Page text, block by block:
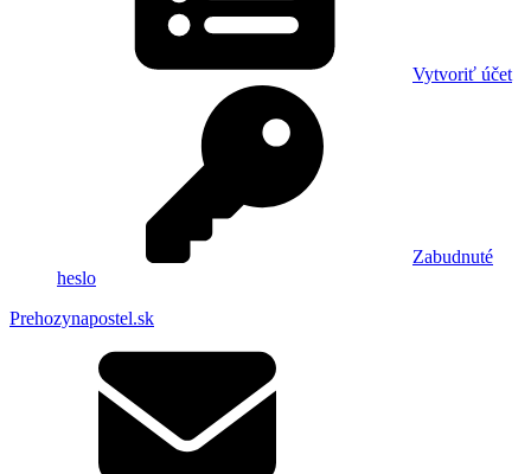
Vytvoriť účet
Zabudnuté
heslo
Prehozynapostel.sk